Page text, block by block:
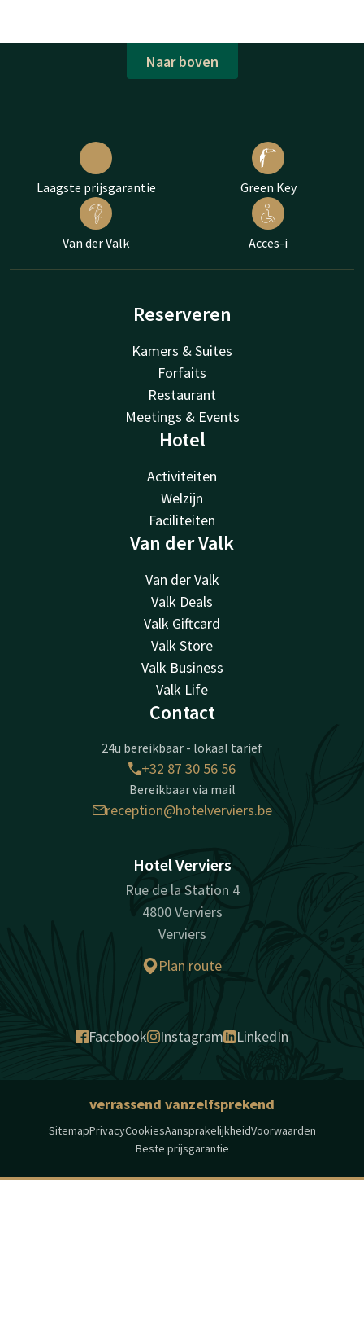
Naar boven
Laagste prijsgarantie Green Key
Van der Valk Acces-i
Reserveren
Kamers & Suites
Forfaits
Restaurant
Meetings & Events
Hotel
Activiteiten
Welzijn
Faciliteiten
Van der Valk
Van der Valk
Valk Deals
Valk Giftcard
Valk Store
Valk Business
Valk Life
Contact
24u bereikbaar - lokaal tarief
+32 87 30 56 56
Bereikbaar via mail
reception@hotelverviers.be
Hotel Verviers
Rue de la Station 4
4800 Verviers
Verviers
Plan route
Facebook Instagram LinkedIn
verrassend vanzelfsprekend
SitemapPrivacyCookiesAansprakelijkheidVoorwaarden
Beste prijsgarantie